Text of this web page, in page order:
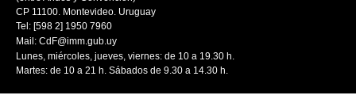
CP 11100. Montevideo. Uruguay
Tel: [598 2] 1950 7960
Mail: CdF@imm.gub.uy
Lunes, miércoles, jueves, viernes: de 10 a 19.30 h.
Martes: de 10 a 21 h. Sábados de 9.30 a 14.30 h.